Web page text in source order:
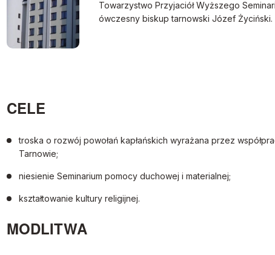
Towarzystwo Przyjaciół Wyższego
ówczesny biskup tarnowski Józef Życiński.
CELE
troska o rozwój powołań kapłańskich wyrażana przez
Tarnowie;
niesienie Seminarium pomocy duchowej i materialnej;
kształtowanie kultury religijnej.
MODLITWA